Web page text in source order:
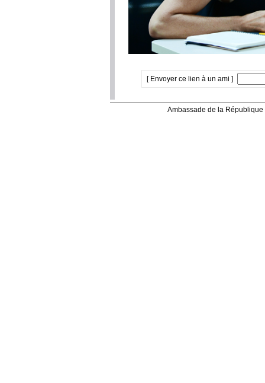
[ Envoyer ce lien à un ami ]
Ambassade de la